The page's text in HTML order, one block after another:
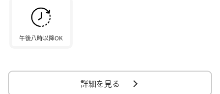
午後八時以降OK
詳細を見る